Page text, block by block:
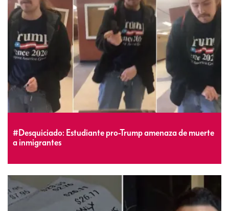
#Desquiciado: Estudiante pro-Trump amenaza de muerte
a inmigrantes